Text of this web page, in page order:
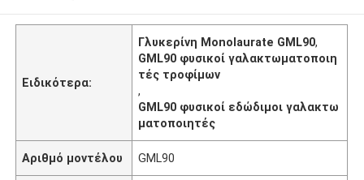
Ειδικότερα:
Γλυκερίνη Monolaurate GML90,
GML90 φυσικοί γαλακτωματοποιη
τές τροφίμων
,
GML90 φυσικοί εδώδιμοι γαλακτω
ματοποιητές
Αριθμό μοντέλου GML90